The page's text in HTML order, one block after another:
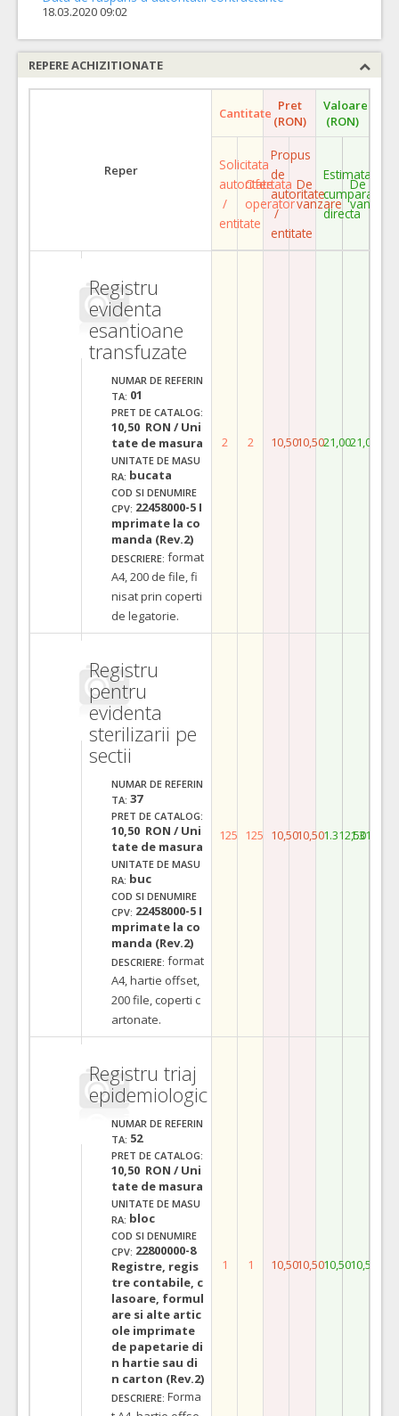
18.03.2020 09:02
REPERE ACHIZITIONATE
Reper
Cantitate Pret
(RON)
Valoare
(RON)
Solicitata
autoritate
/
entitate
Ofertata
operator
Propus
de
autoritate
/
entitate
De
vanzare
Estimata
cumparare
directa
De
vanzare
Registru
evidenta
esantioane
transfuzate
NUMAR DE REFERIN
TA: 01
PRET DE CATALOG:
10,50 RON / Uni
tate de masura
UNITATE DE MASU
RA: bucata
COD SI DENUMIRE
CPV: 22458000-5 I
mprimate la co
manda (Rev.2)
DESCRIERE: format
A4, 200 de file, fi
nisat prin coperti
de legatorie.
2 2 10,5010,5021,0021,00
Registru
pentru
evidenta
sterilizarii pe
sectii
NUMAR DE REFERIN
TA: 37
PRET DE CATALOG:
10,50 RON / Uni
tate de masura
UNITATE DE MASU
RA: buc
COD SI DENUMIRE
CPV: 22458000-5 I
mprimate la co
manda (Rev.2)
DESCRIERE: format
A4, hartie offset,
200 file, coperti c
artonate.
125 125 10,5010,501.312,501.312,50
Registru triaj
epidemiologic
NUMAR DE REFERIN
TA: 52
PRET DE CATALOG:
10,50 RON / Uni
tate de masura
UNITATE DE MASU
RA: bloc
COD SI DENUMIRE
CPV: 22800000-8
Registre, regis
tre contabile, c
lasoare, formul
are si alte artic
ole imprimate
de papetarie di
n hartie sau di
n carton (Rev.2)
DESCRIERE: Forma
1 1 10,5010,5010,5010,50